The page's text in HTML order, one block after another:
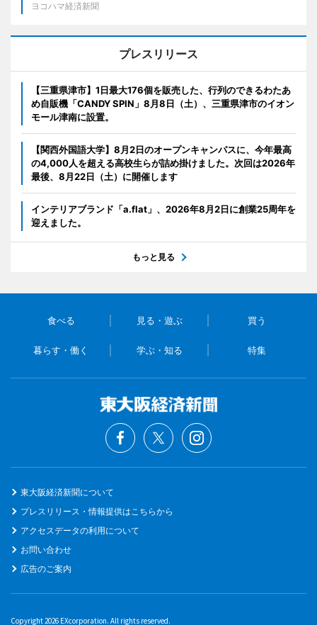
ヨコハマ経済新聞
プレスリリース
【三重県津市】1日最大176個を販売した、行列のできるわたあ
め自販機「CANDY SPIN」8月8日（土）、三重県津市のイオン
モール津南に設置。
【関西外国語大学】8月2日のオープンキャンパスに、今年最高
の4,000人を超える高校生らが詰め掛けました。次回は2026年
最後、8月22日（土）に開催します
インテリアブランド「a.flat」、2026年8月2日に創業25周年を
迎えました。
もっと見る
食べる 見る・遊ぶ 買う
暮らす・働く 学ぶ・知る 特集
東大阪経済新聞について
プレスリリース・情報提供はこちらから
アクセスデータの利用について
お問い合わせ
広告のご案内
Copyright 2026 EXcorporation. All rights reserved.